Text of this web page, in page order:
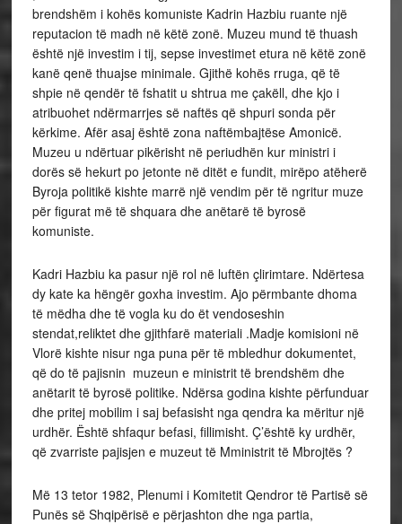
brendshëm i kohës komuniste Kadrin Hazbiu ruante një
reputacion të madh në këtë zonë. Muzeu mund të thuash
është një investim i tij, sepse investimet etura në këtë zonë
kanë qenë thuajse minimale. Gjithë kohës rruga, që të
shpie në qendër të fshatit u shtrua me çakëll, dhe kjo i
atribuohet ndërmarrjes së naftës që shpuri sonda për
kërkime. Afër asaj është zona naftëmbajtëse Amonicë.
Muzeu u ndërtuar pikërisht në periudhën kur ministri i
dorës së hekurt po jetonte në ditët e fundit, mirëpo atëherë
Byroja politikë kishte marrë një vendim për të ngritur muze
për figurat më të shquara dhe anëtarë të byrosë
komuniste.
Kadri Hazbiu ka pasur një rol në luftën çlirimtare. Ndërtesa
dy kate ka hëngër goxha investim. Ajo përmbante dhoma
të mëdha dhe të vogla ku do ët vendoseshin
stendat,reliktet dhe gjithfarë materiali .Madje komisioni në
Vlorë kishte nisur nga puna për të mbledhur dokumentet,
që do të pajisnin muzeun e ministrit të brendshëm dhe
anëtarit të byrosë politike. Ndërsa godina kishte përfunduar
dhe pritej mobilim i saj befasisht nga qendra ka mëritur një
urdhër. Është shfaqur befasi, fillimisht. Ç’është ky urdhër,
që zvarriste pajisjen e muzeut të Mministrit të Mbrojtës ?
Më 13 tetor 1982, Plenumi i Komitetit Qendror të Partisë së
Punës së Shqipërisë e përjashton dhe nga partia,